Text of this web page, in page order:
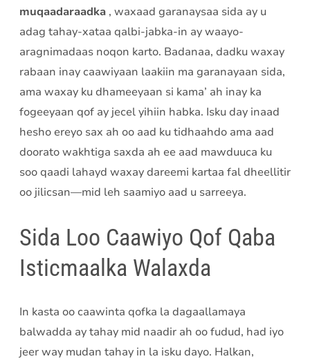
muqaadaraadka , waxaad garanaysaa sida ay u
adag tahay-xataa qalbi-jabka-in ay waayo-
aragnimadaas noqon karto. Badanaa, dadku waxay
rabaan inay caawiyaan laakiin ma garanayaan sida,
ama waxay ku dhameeyaan si kama’ ah inay ka
fogeeyaan qof ay jecel yihiin habka. Isku day inaad
hesho ereyo sax ah oo aad ku tidhaahdo ama aad
doorato wakhtiga saxda ah ee aad mawduuca ku
soo qaadi lahayd waxay dareemi kartaa fal dheellitir
oo jilicsan—mid leh saamiyo aad u sarreeya.
Sida Loo Caawiyo Qof Qaba
Isticmaalka Walaxda
In kasta oo caawinta qofka la dagaallamaya
balwadda ay tahay mid naadir ah oo fudud, had iyo
jeer way mudan tahay in la isku dayo. Halkan,